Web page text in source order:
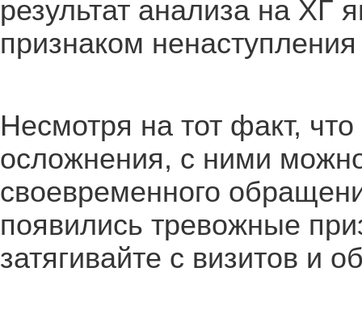
результат анализа на ХГ
признаком
Несмотря на тот факт,
осложнения, с ними
своевременного
появились тревожные
затягивайте с визитов и